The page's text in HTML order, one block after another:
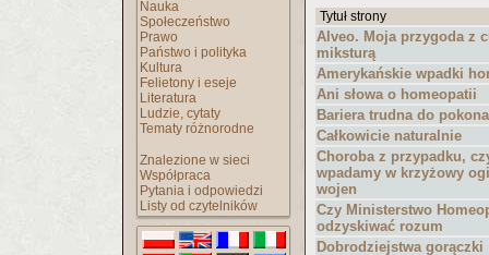
Nauka
Społeczeństwo
Prawo
Państwo i polityka
Kultura
Felietony i eseje
Literatura
Ludzie, cytaty
Tematy różnorodne
Znalezione w sieci
Współpraca
Pytania i odpowiedzi
Listy od czytelników
Tytuł strony
Alveo. Moja przygoda z
miksturą
Amerykańskie wpadki
Ani słowa o homeopatii
Bariera trudna do
Całkowicie naturalnie
Choroba z przypadku,
wpadamy w krzyżowy
wojen
Czy Ministerstwo
odzyskiwać rozum
Dobrodziejstwa gorączki